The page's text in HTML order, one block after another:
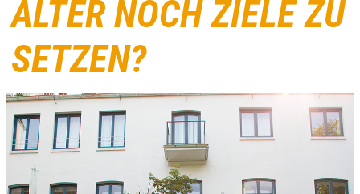
ALTER NOCH ZIELE ZU
SETZEN?